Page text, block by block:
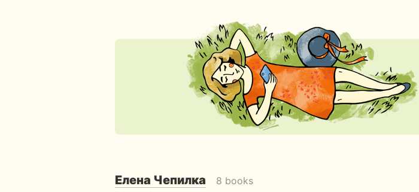
Елена Чепилка 8 books